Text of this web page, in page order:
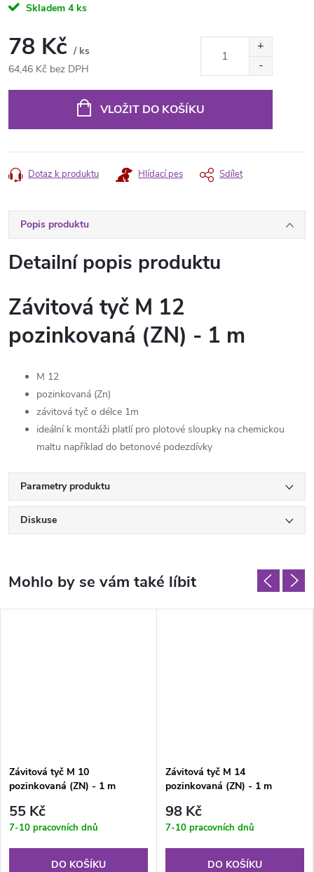
Skladem 4 ks
78 Kč / ks
64,46 Kč bez DPH
VLOŽIT DO KOŠÍKU
Dotaz k produktu Hlídací pes Sdílet
Popis produktu
Detailní popis produktu
Závitová tyč M 12
pozinkovaná (ZN) - 1 m
M 12
pozinkovaná (Zn)
závitová tyč o délce 1m
ideální k montáži platlí pro plotové sloupky na chemickou
maltu například do betonové podezdívky
Parametry produktu
Diskuse
Závitová tyč M 10
pozinkovaná (ZN) - 1 m
55 Kč
7-10 pracovních dnů
DO KOŠÍKU
Závitová tyč M 14
pozinkovaná (ZN) - 1 m
98 Kč
7-10 pracovních dnů
DO KOŠÍKU